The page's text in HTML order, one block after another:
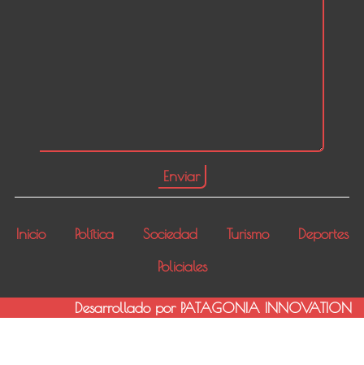
Inicio Política Sociedad Turismo
Deportes
Policiales
Desarrollado por PATAGONIA INNOVATION